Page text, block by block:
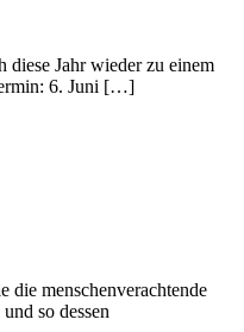
Jahr wieder zu einem
6. Juni […]
die menschenverachtende
so dessen